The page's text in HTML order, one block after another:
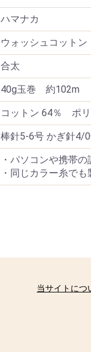
ハマナカ
ウォッシュコットン
合太
40g玉巻 約102m
コットン 64％ ポ
棒針5-6号 かぎ針4/
・パソコンや携帯
・同じカラー糸で
当サイトにつ